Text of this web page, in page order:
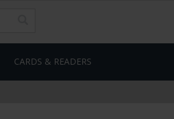
CARDS & READERS